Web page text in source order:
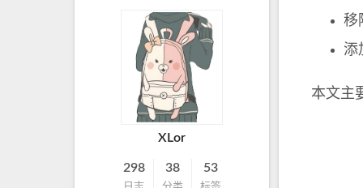
移
添
本文主
XLor
298 38 53